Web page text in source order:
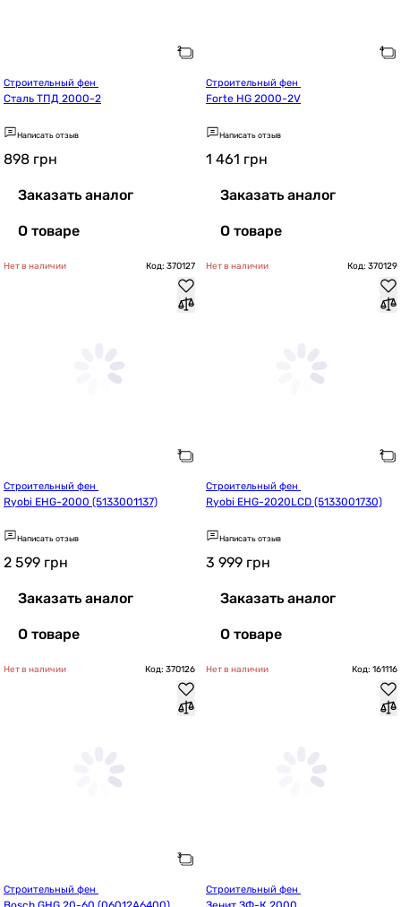
Сталь ТПД 2000-2
Написать отзыв
898 грн
Заказать аналог
О товаре
Forte HG 2000-2V
Написать отзыв
1 461 грн
Заказать аналог
О товаре
Нет в наличии Код: 370127
Ryobi EHG-2000 (5133001137)
Написать отзыв
2 599 грн
Заказать аналог
О товаре
Нет в наличии Код: 370129
Ryobi EHG-2020LCD (5133001730)
Написать отзыв
3 999 грн
Заказать аналог
О товаре
Нет в наличии Код: 370126 Нет в наличии Код: 161116